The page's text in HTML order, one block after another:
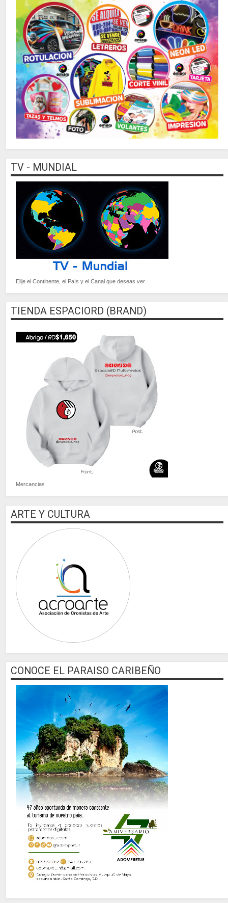
TV - MUNDIAL
Elije el Continente, el País y el Canal que deseas ver
TIENDA ESPACIORD (BRAND)
Mercancias
ARTE Y CULTURA
CONOCE EL PARAISO CARIBEÑO